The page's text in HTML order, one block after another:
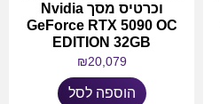
וכרטיס מסך Nvidia
GeForce RTX 5090 OC
EDITION 32GB
₪20,079
הוספה לסל